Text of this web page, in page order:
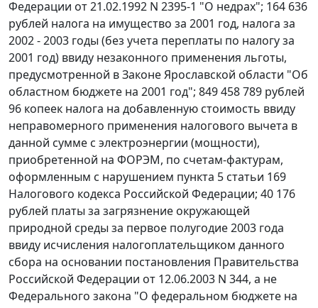
Федерации от 21.02.1992 N 2395-1 "О недрах"; 164 636
рублей налога на имущество за 2001 год, налога за
2002 - 2003 годы (без учета переплаты по налогу за
2001 год) ввиду незаконного применения льготы,
предусмотренной вЗаконеЯрославской области "Об
областном бюджете на 2001 год"; 849 458 789 рублей
96 копеек налога на добавленную стоимость ввиду
неправомерного применения налогового вычета в
данной сумме с электроэнергии (мощности),
приобретенной на ФОРЭМ, по счетам-фактурам,
оформленным с нарушением пункта 5 статьи 169
Налогового кодекса Российской Федерации; 40 176
рублей платы за загрязнение окружающей
природной среды за первое полугодие 2003 года
ввиду исчисления налогоплательщиком данного
сбора на основании постановления Правительства
Российской Федерации от 12.06.2003 N 344, а не
Федерального закона "О федеральном бюджете на